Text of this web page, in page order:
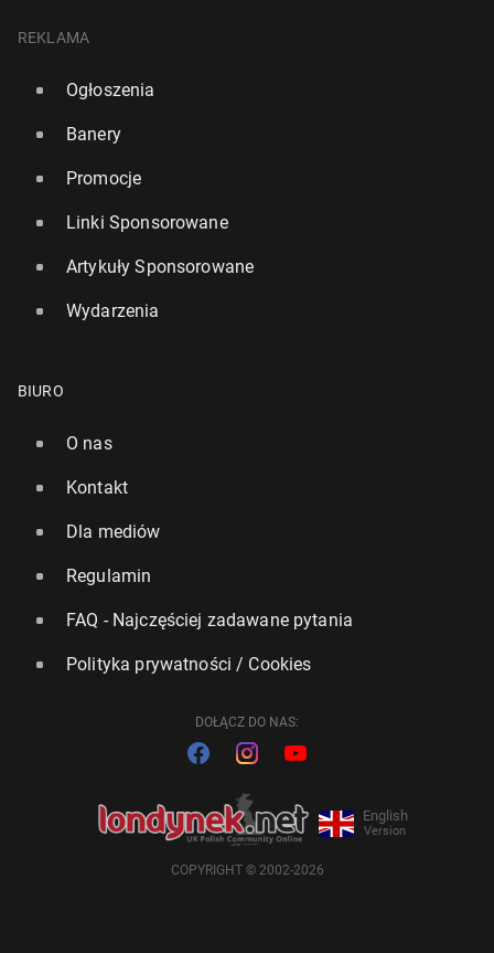
REKLAMA
Ogłoszenia
Banery
Promocje
Linki Sponsorowane
Artykuły Sponsorowane
Wydarzenia
BIURO
O nas
Kontakt
Dla mediów
Regulamin
FAQ - Najczęściej zadawane pytania
Polityka prywatności / Cookies
DOŁĄCZ DO NAS:
English
Version
COPYRIGHT © 2002-2026